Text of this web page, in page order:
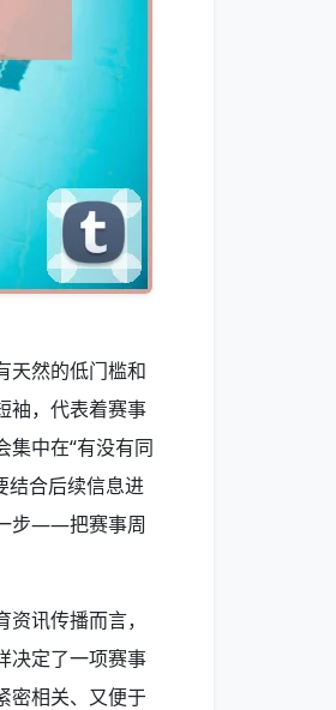
天然的低门槛和
袖，代表着赛事
集中在“有没有同
结合后续信息进
步——把赛事周
讯传播而言，
决定了一项赛事
密相关、又便于